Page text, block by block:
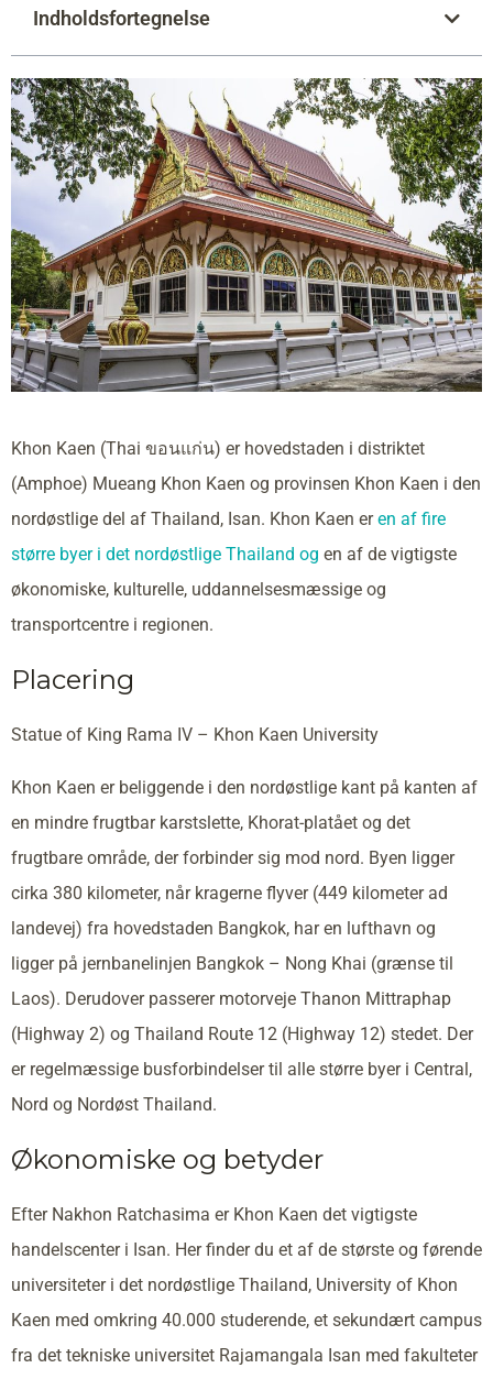
Indholdsfortegnelse
Khon Kaen (Thai ขอนแก่น) er hovedstaden i distriktet
(Amphoe) Mueang Khon Kaen og provinsen Khon Kaen i den
nordøstlige del af Thailand, Isan. Khon Kaen eren af fire
større byer i det nordøstlige Thailand og en af de vigtigste
økonomiske, kulturelle, uddannelsesmæssige og
transportcentre i regionen.
Placering
Statue of King Rama IV – Khon Kaen University
Khon Kaen er beliggende i den nordøstlige kant på kanten af
en mindre frugtbar karstslette, Khorat-platået og det
frugtbare område, der forbinder sig mod nord. Byen ligger
cirka 380 kilometer, når kragerne flyver (449 kilometer ad
landevej) fra hovedstaden Bangkok, har en lufthavn og
ligger på jernbanelinjen Bangkok – Nong Khai (grænse til
Laos). Derudover passerer motorveje Thanon Mittraphap
(Highway 2) og Thailand Route 12 (Highway 12) stedet. Der
er regelmæssige busforbindelser til alle større byer i Central,
Nord og Nordøst Thailand.
Økonomiske og betyder
Efter Nakhon Ratchasima er Khon Kaen det vigtigste
handelscenter i Isan. Her finder du et af de største og førende
universiteter i det nordøstlige Thailand, University of Khon
Kaen med omkring 40.000 studerende, et sekundært campus
fra det tekniske universitet Rajamangala Isan med fakulteter